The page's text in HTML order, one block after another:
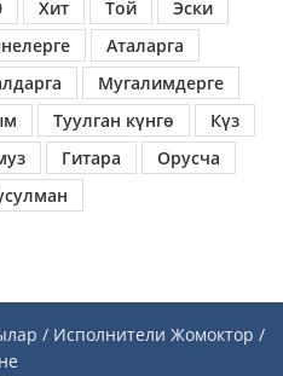
Хит Той
Эски
Аталарга
Мугалимдерге
Туулган күнгө
Күз
Гитара
Орусча
/ Исполнители Жомоктор /